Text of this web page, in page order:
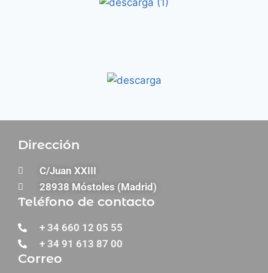
Dirección
C/Juan XXIII
28938 Móstoles (Madrid)
Teléfono de contacto
+ 34 660 12 05 55
+ 34 91 613 87 00
Correo